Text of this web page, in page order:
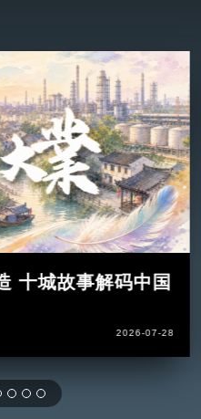
十城故事解码中国
2026-07-28